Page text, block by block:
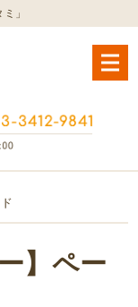
」
】ペー